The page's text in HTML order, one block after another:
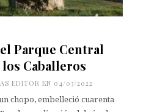
Parque Central
los Caballeros
EDITOR EN 04/03/2022
chopo, embelleció cuarenta